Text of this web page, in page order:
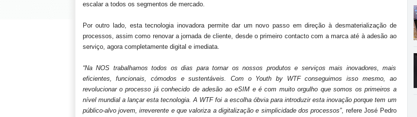
escalar a todos os segmentos de mercado.
Por outro lado, esta tecnologia inovadora permite dar um novo passo em direção à desmaterialização de
processos, assim como renovar a jornada de cliente, desde o primeiro contacto com a marca até à adesão ao
serviço, agora completamente digital e imediata.
“Na NOS trabalhamos todos os dias para tornar os nossos produtos e serviços mais inovadores, mais
eficientes, funcionais, cómodos e sustentáveis. Com o Youth by WTF conseguimos isso mesmo, ao
revolucionar o processo já conhecido de adesão ao eSIM e é com muito orgulho que somos os primeiros a
nível mundial a lançar esta tecnologia. A WTF foi a escolha óbvia para introduzir esta inovação porque tem um
público-alvo jovem, irreverente e que valoriza a digitalização e simplicidade dos processos”, refere José Pedro